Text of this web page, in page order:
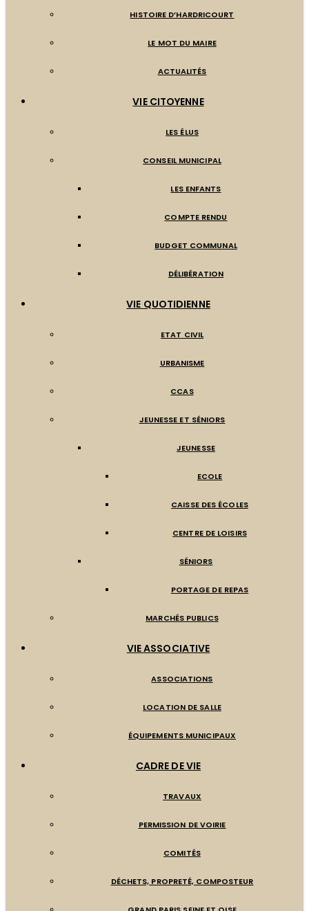
HISTOIRE D’HARDRICOURT
LE MOT DU MAIRE
ACTUALITÉS
VIE CITOYENNE
LES ÉLUS
CONSEIL MUNICIPAL
LES ENFANTS
COMPTE RENDU
BUDGET COMMUNAL
DÉLIBÉRATION
VIE QUOTIDIENNE
ETAT CIVIL
URBANISME
CCAS
JEUNESSE ET SÉNIORS
JEUNESSE
ECOLE
CAISSE DES ÉCOLES
CENTRE DE LOISIRS
SÉNIORS
PORTAGE DE REPAS
MARCHÉS PUBLICS
VIE ASSOCIATIVE
ASSOCIATIONS
LOCATION DE SALLE
ÉQUIPEMENTS MUNICIPAUX
CADRE DE VIE
TRAVAUX
PERMISSION DE VOIRIE
COMITÉS
DÉCHETS, PROPRETÉ, COMPOSTEUR